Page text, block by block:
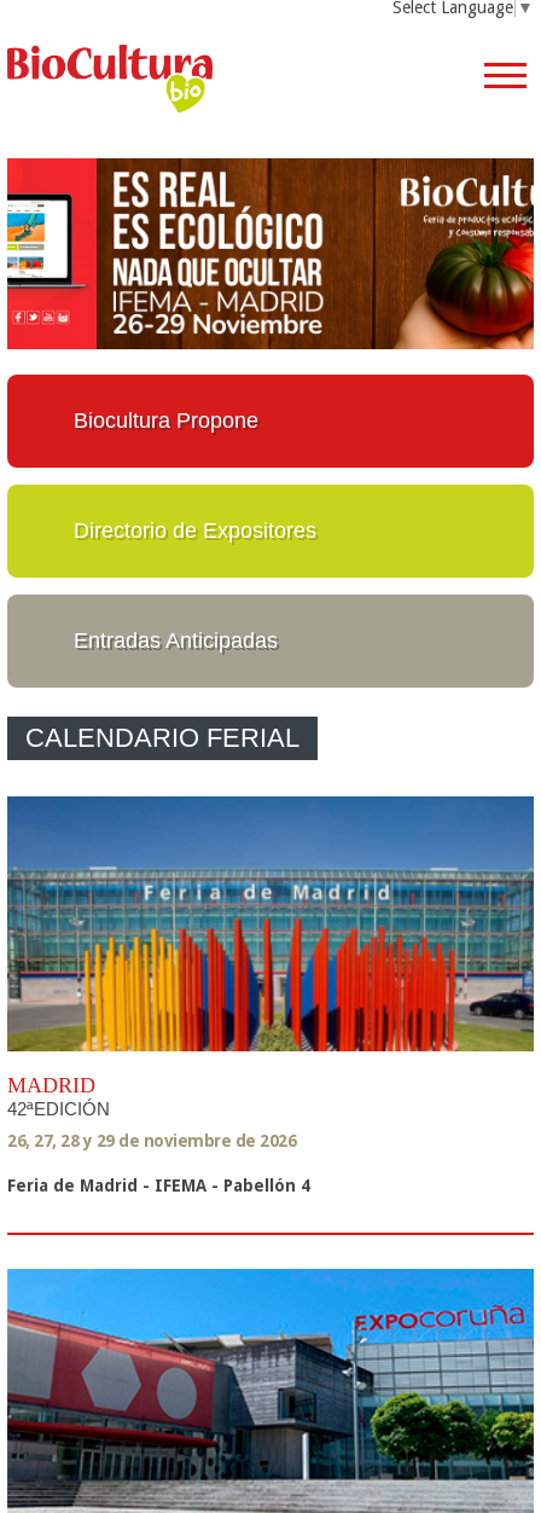
Select Language ▼
Biocultura Propone
Directorio de Expositores
Entradas Anticipadas
CALENDARIO FERIAL
MADRID
42ªEDICIÓN
26, 27, 28 y 29 de noviembre de 2026
Feria de Madrid - IFEMA - Pabellón 4